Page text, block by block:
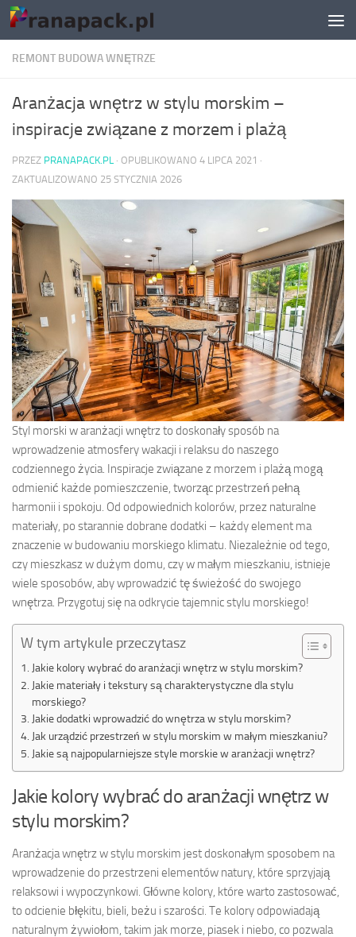
Skip to content
REMONT BUDOWA WNĘTRZE
Aranżacja wnętrz w stylu morskim –
inspiracje związane z morzem i plażą
PRZEZ PRANAPACK.PL · OPUBLIKOWANO 4 LIPCA 2021 ·
ZAKTUALIZOWANO 25 STYCZNIA 2026
Styl morski w aranżacji wnętrz to doskonały sposób na
wprowadzenie atmosfery wakacji i relaksu do naszego
codziennego życia. Inspiracje związane z morzem i plażą mogą
odmienić każde pomieszczenie, tworząc przestrzeń pełną
harmonii i spokoju. Od odpowiednich kolorów, przez naturalne
materiały, po starannie dobrane dodatki – każdy element ma
znaczenie w budowaniu morskiego klimatu. Niezależnie od tego,
czy mieszkasz w dużym domu, czy w małym mieszkaniu, istnieje
wiele sposobów, aby wprowadzić tę świeżość do swojego
wnętrza. Przygotuj się na odkrycie tajemnic stylu morskiego!
W tym artykule przeczytasz
Jakie kolory wybrać do aranżacji wnętrz w stylu morskim?
Jakie materiały i tekstury są charakterystyczne dla stylu
morskiego?
Jakie dodatki wprowadzić do wnętrza w stylu morskim?
Jak urządzić przestrzeń w stylu morskim w małym mieszkaniu?
Jakie są najpopularniejsze style morskie w aranżacji wnętrz?
Jakie kolory wybrać do aranżacji wnętrz w
stylu morskim?
Aranżacja wnętrz w stylu morskim jest doskonałym sposobem na
wprowadzenie do przestrzeni elementów natury, które sprzyjają
relaksowi i wypoczynkowi. Główne kolory, które warto zastosować,
to odcienie błękitu, bieli, beżu i szarości. Te kolory odpowiadają
naturalnym żywiołom, takim jak morze, piasek i niebo, co pozwala